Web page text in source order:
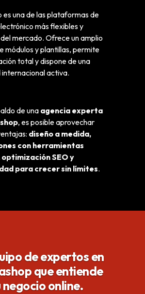
es una de las plataformas de
más flexibles y
mercado. Ofrece un amplio
módulos y plantillas, permite
total y dispone de una
internacional activa.
de una agencia experta
, es posible aprovechar
diseño a medida,
con herramientas
SEO y
para crecer sin límites.
de expertos en
que entiende
negocio online.